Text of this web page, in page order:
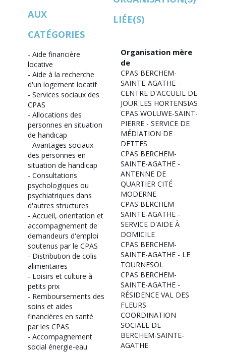
AUX
CATÉGORIES
- Aide financière
locative
- Aide à la recherche
d'un logement locatif
- Services sociaux des
CPAS
- Allocations des
personnes en situation
de handicap
- Avantages sociaux
des personnes en
situation de handicap
- Consultations
psychologiques ou
psychiatriques dans
d'autres structures
- Accueil, orientation et
accompagnement de
demandeurs d'emploi
soutenus par le CPAS
- Distribution de colis
alimentaires
- Loisirs et culture à
petits prix
- Remboursements des
soins et aides
financières en santé
par les CPAS
- Accompagnement
social énergie-eau
LIÉE(S)
Organisation mère
de
CPAS BERCHEM-
SAINTE-AGATHE -
CENTRE D'ACCUEIL DE
JOUR LES HORTENSIAS
CPAS WOLUWE-SAINT-
PIERRE - SERVICE DE
MÉDIATION DE
DETTES
CPAS BERCHEM-
SAINTE-AGATHE -
ANTENNE DE
QUARTIER CITÉ
MODERNE
CPAS BERCHEM-
SAINTE-AGATHE -
SERVICE D'AIDE À
DOMICILE
CPAS BERCHEM-
SAINTE-AGATHE - LE
TOURNESOL
CPAS BERCHEM-
SAINTE-AGATHE -
RÉSIDENCE VAL DES
FLEURS
COORDINATION
SOCIALE DE
BERCHEM-SAINTE-
AGATHE